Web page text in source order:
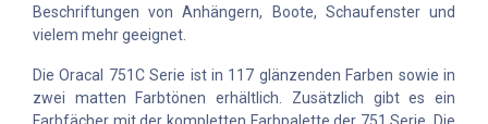
Beschriftungen von Anhängern, Boote, Schaufenster und
vielem mehr geeignet.
Die Oracal 751C Serie ist in 117 glänzenden Farben sowie in
zwei matten Farbtönen erhältlich. Zusätzlich gibt es ein